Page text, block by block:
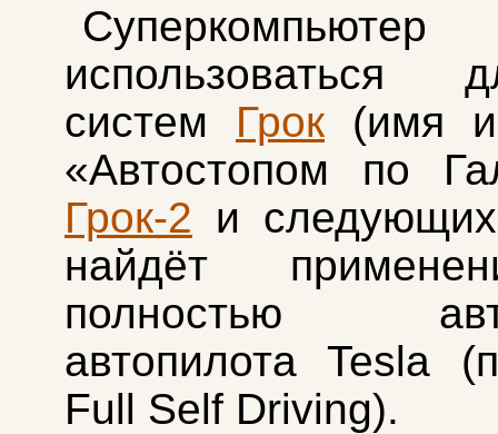
систем Грок (имя
«Автостопом по
Грок-2 и
найдёт
полностью
автопилота Tesla
Full Self Driving).